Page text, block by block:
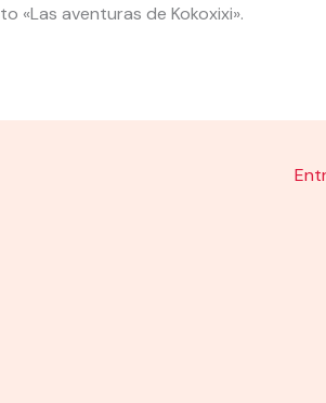
«Las aventuras de Kokoxixi».